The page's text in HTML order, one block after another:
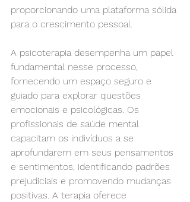
proporcionando uma plataforma sólida
para o crescimento pessoal.
A psicoterapia desempenha um papel
fundamental nesse processo,
fornecendo um espaço seguro e
guiado para explorar questões
emocionais e psicológicas. Os
profissionais de saúde mental
capacitam os indivíduos a se
aprofundarem em seus pensamentos
e sentimentos, identificando padrões
prejudiciais e promovendo mudanças
positivas. A terapia oferece